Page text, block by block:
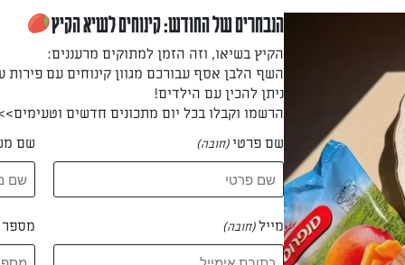
את עלי הפילו על משטח העבודה, וגוזרים אותם לשניים במרכזם
התבנית ודופנותיה בעלי הפילו – לפני שמעבירים כל עלה לתבנית
מומסת.
הנבחרים של החודש: קינוחים לשיא הקיץ
הקיץ בשיאו, וזה הזמן למתוקים מרעננים:
השף הלבן אסף עבורכם מגוון קינוחים עם פירות
ניתן להכין עם הילדים!
הרשמו וקבלו בכל יום מתכונים חדשים
שם פרטי(חובה) שם
מייל(חובה) מספר